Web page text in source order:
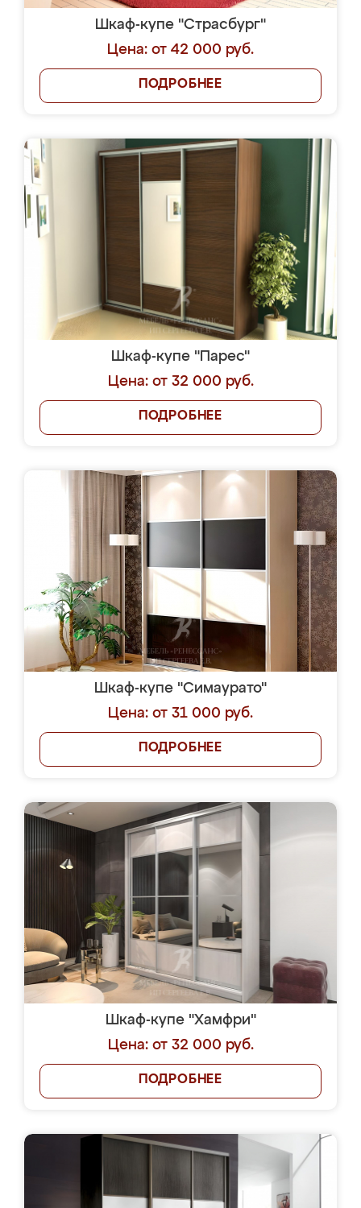
Шкаф-купе "Страсбург"
Цена: от 42 000 руб.
ПОДРОБНЕЕ
Шкаф-купе "Парес"
Цена: от 32 000 руб.
ПОДРОБНЕЕ
Шкаф-купе "Симаурато"
Цена: от 31 000 руб.
ПОДРОБНЕЕ
Шкаф-купе "Хамфри"
Цена: от 32 000 руб.
ПОДРОБНЕЕ